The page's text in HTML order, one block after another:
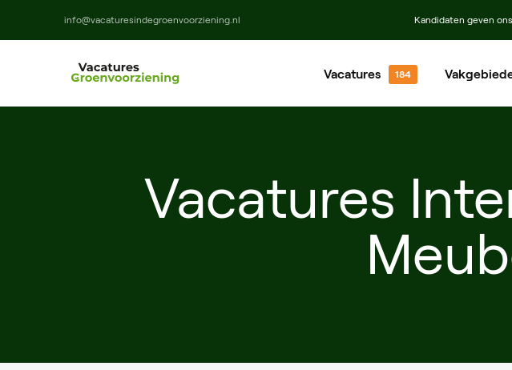
info@vacaturesindegroenvoorziening.nl Kandidaten geven
Vacatures
Meewerkend Voorman
Vacatures